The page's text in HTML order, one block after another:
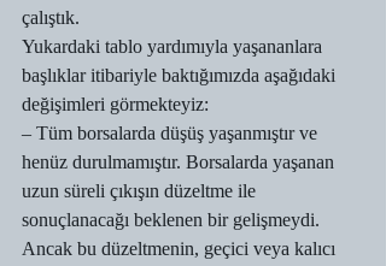
çalıştık.
Yukardaki tablo yardımıyla yaşananlara
başlıklar itibariyle baktığımızda aşağıdaki
değişimleri görmekteyiz:
– Tüm borsalarda düşüş yaşanmıştır ve
henüz durulmamıştır. Borsalarda yaşanan
uzun süreli çıkışın düzeltme ile
sonuçlanacağı beklenen bir gelişmeydi.
Ancak bu düzeltmenin, geçici veya kalıcı